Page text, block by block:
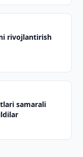
rivojlantirish
samarali